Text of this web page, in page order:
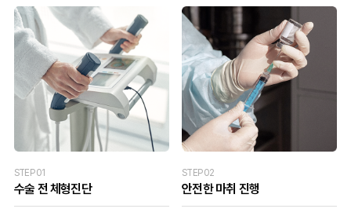
STEP 01
수술 전 체형진단
STEP 02
안전한 마취 진행